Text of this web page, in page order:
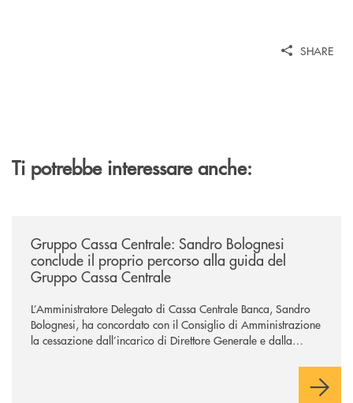
SHARE
Ti potrebbe interessare anche:
Gruppo Cassa Centrale: Sandro Bolognesi
conclude il proprio percorso alla guida del
Gruppo Cassa Centrale
L’Amministratore Delegato di Cassa Centrale Banca, Sandro
Bolognesi, ha concordato con il Consiglio di Amministrazione
la cessazione dall’incarico di Direttore Generale e dalla
Il Gruppo, sotto la guida dell’Amministratore Delegato, e con